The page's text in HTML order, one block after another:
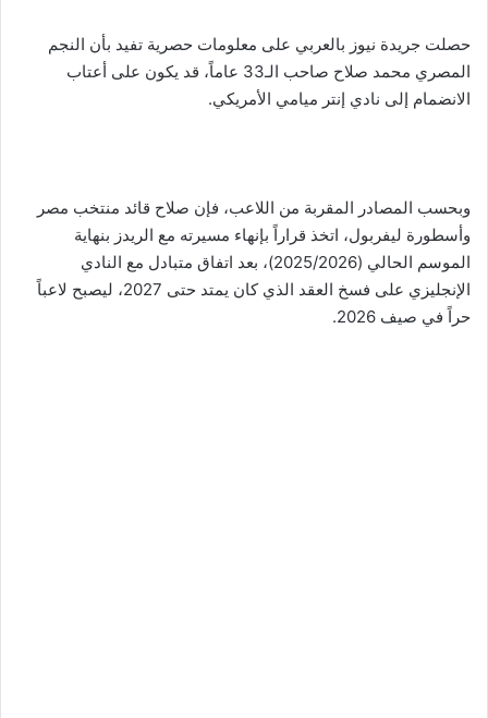
حصلت جريدة نيوز بالعربي على معلومات حصرية تفيد بأن النجم
المصري محمد صلاح صاحب الـ33 عاماً، قد يكون على أعتاب
الانضمام إلى نادي إنتر ميامي الأمريكي.
وبحسب المصادر المقربة من اللاعب، فإن صلاح قائد منتخب مصر
وأسطورة ليفربول، اتخذ قراراً بإنهاء مسيرته مع الريدز بنهاية
الموسم الحالي (2025/2026)، بعد اتفاق متبادل مع النادي
الإنجليزي على فسخ العقد الذي كان يمتد حتى 2027، ليصبح لاعباً
حراً في صيف 2026.